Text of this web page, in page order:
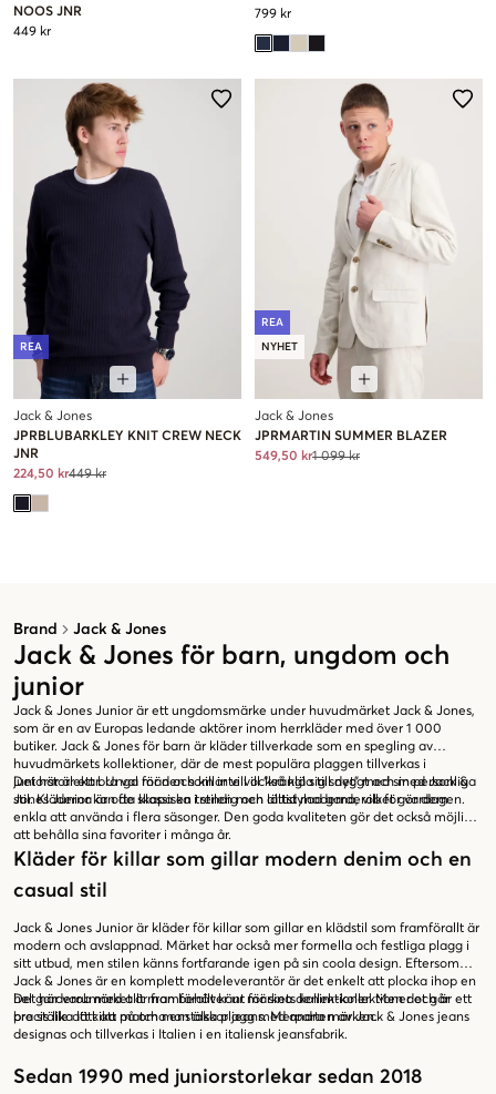
Brand Jack & Jones
Jack & Jones för barn, ungdom och
junior
Jack & Jones Junior är ett ungdomsmärke under huvudmärket Jack & Jones,
som är en av Europas ledande aktörer inom herrkläder med över 1 000
butiker. Jack & Jones för barn är kläder tillverkade som en spegling av
huvudmärkets kollektioner, där de mest populära plaggen tillverkas i
juniorstorlekar. Unga män och killar vill också klä sig snyggt och med Jack &
Jones Junior kan de skapa en trendig och lättstylad garderob för vardagen.
Det här är ett bra val för den som inte vill “krångla till det” med sin personliga
stil. Kläderna är ofta klassiska i stilen men alltid moderna, vilket gör dem
enkla att använda i flera säsonger. Den goda kvaliteten gör det också möjligt
att behålla sina favoriter i många år.
Kläder för killar som gillar modern denim och en
casual stil
Jack & Jones Junior är kläder för killar som gillar en klädstil som framförallt är
modern och avslappnad. Märket har också mer formella och festliga plagg i
sitt utbud, men stilen känns fortfarande igen på sin coola design. Eftersom
Jack & Jones är en komplett modeleverantör är det enkelt att plocka ihop en
hel garderob med allt man behöver ur märkets kollektioner. Men det går
precis lika lätt att matcha enstaka plagg med andra märken.
Det här varumärket är framförallt känt för sina denim-kollektioner och är ett
bra ställe att kika på om man älskar jeans. Merparten av Jack & Jones jeans
designas och tillverkas i Italien i en italiensk jeansfabrik.
Sedan 1990 med juniorstorlekar sedan 2018
NOOS JNR
449 kr
799 kr
REA
Jack & Jones
JPRBLUBARKLEY KNIT CREW NECK
JNR
224,50 kr449 kr
REA
NYHET
Jack & Jones
JPRMARTIN SUMMER BLAZER
549,50 kr1 099 kr